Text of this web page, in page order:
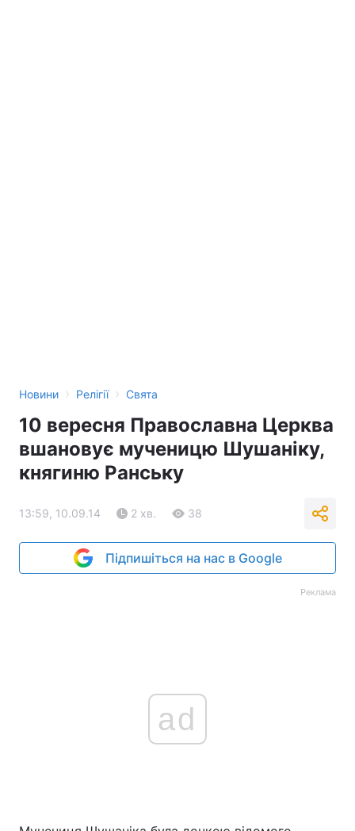
Новини › Релігії › Свята
10 вересня Православна Церква
вшановує мученицю Шушаніку,
княгиню Ранську
13:59, 10.09.14 2 хв. 38
Підпишіться на нас в Google
Реклама
ad